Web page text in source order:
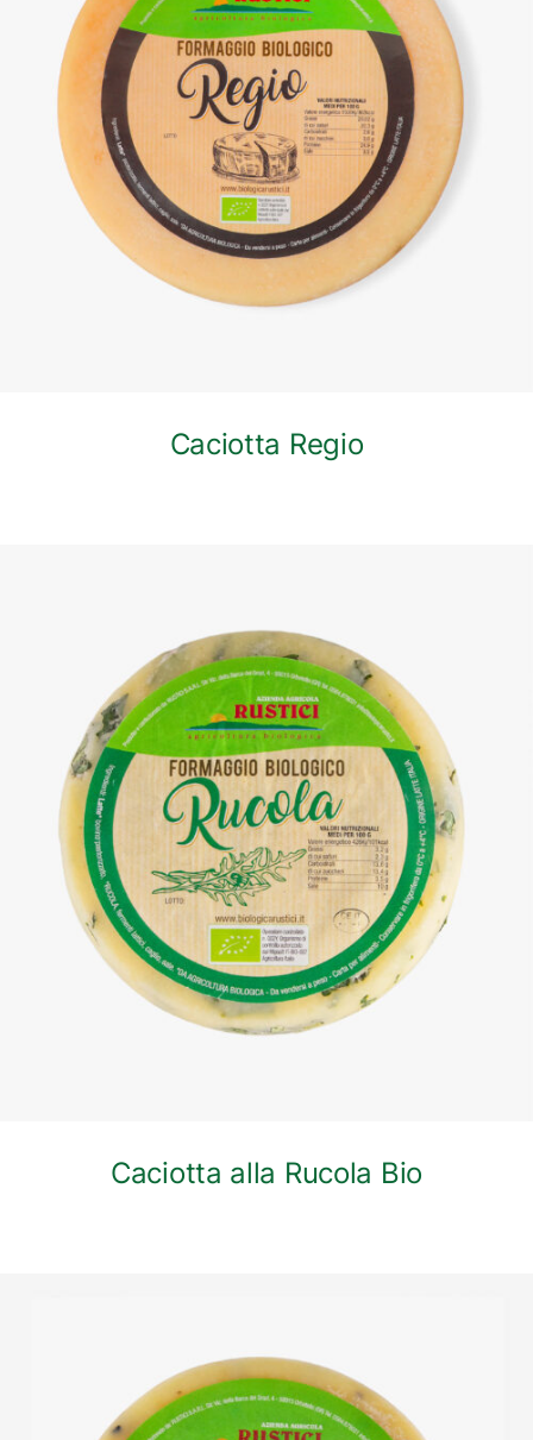
DETTAGLI
Caciotta Regio
DETTAGLI
Caciotta alla Rucola Bio